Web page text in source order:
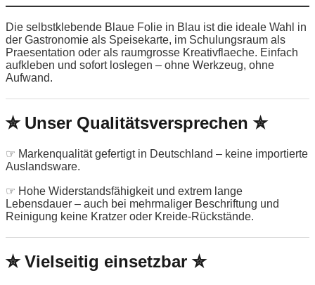
Die selbstklebende Blaue Folie in Blau ist die ideale Wahl in
der Gastronomie als Speisekarte, im Schulungsraum als
Praesentation oder als raumgrosse Kreativflaeche. Einfach
aufkleben und sofort loslegen – ohne Werkzeug, ohne
Aufwand.
✮ Unser Qualitätsversprechen ✮
☞ Markenqualität gefertigt in Deutschland – keine importierte
Auslandsware.
☞ Hohe Widerstandsfähigkeit und extrem lange
Lebensdauer – auch bei mehrmaliger Beschriftung und
Reinigung keine Kratzer oder Kreide-Rückstände.
✮ Vielseitig einsetzbar ✮